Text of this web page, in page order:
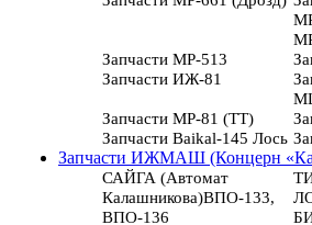
Запчасти МР-513
Запчасти ИЖ-81
Запчасти МР-81 (ТТ)
Запчасти Baikal-145 Лось
Запчасти ИЖМАШ (Концерн
САЙГА (Автомат
Калашникова)ВПО-133,
ВПО-136